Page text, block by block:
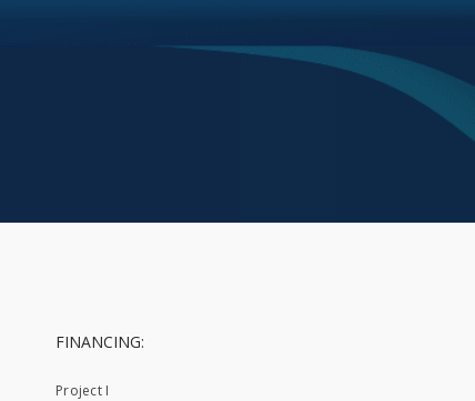
FINANCING:
Project I